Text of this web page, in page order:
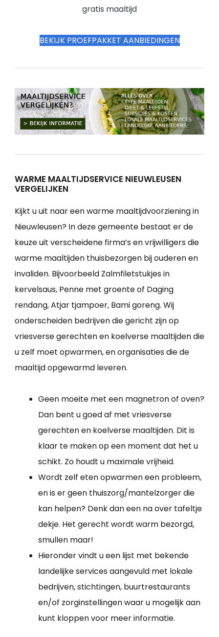
gratis maaltijd
BEKIJK PROEFPAKKET AANBIEDINGEN
WARME MAALTIJDSERVICE NIEUWLEUSEN
VERGELIJKEN
Kijkt u uit naar een warme maaltijdvoorziening in
Nieuwleusen? In deze gemeente bestaat er de
keuze uit verscheidene firma’s en vrijwilligers die
warme maaltijden thuisbezorgen bij ouderen en
invaliden. Bijvoorbeeld Zalmfiletstukjes in
kervelsaus, Penne met groente of Daging
rendang, Atjar tjampoer, Bami goreng. Wij
onderscheiden bedrijven die gericht zijn op
vriesverse gerechten en koelverse maaltijden die
u zelf moet opwarmen, en organisaties die de
maaltijd opgewarmd leveren.
Geen moeite met een magnetron of oven?
Dan bent u goed af met vriesverse
gerechten en koelverse maaltijden. Dit is
klaar te maken op een moment dat het u
schikt. Zo houdt u maximale vrijheid.
Wordt zelf eten opwarmen een probleem,
en is er geen thuiszorg/mantelzorger die
kan helpen? Denk dan een na over tafeltje
dekje. Het gerecht wordt warm bezorgd,
smullen maar!
Hieronder vindt u een lijst met bekende
landelijke services aangevuld met lokale
bedrijven, stichtingen, buurtrestaurants
en/of zorginstellingen waar u mogelijk aan
kunt kloppen voor meer informatie.